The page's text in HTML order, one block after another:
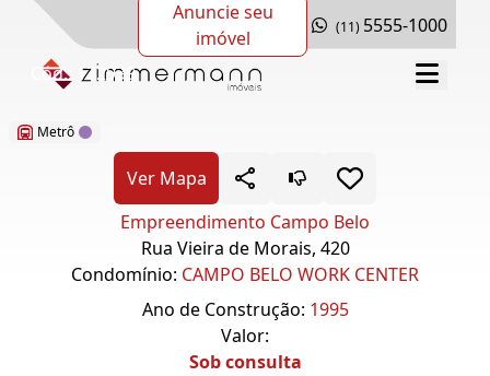
Anuncie seu
imóvel
(11) 5555-1000
Cód.: 132939
Metrô
Ver Mapa
Empreendimento Campo Belo
Rua Vieira de Morais, 420
Condomínio: CAMPO BELO WORK CENTER
Ano de Construção: 1995
Valor:
Sob consulta